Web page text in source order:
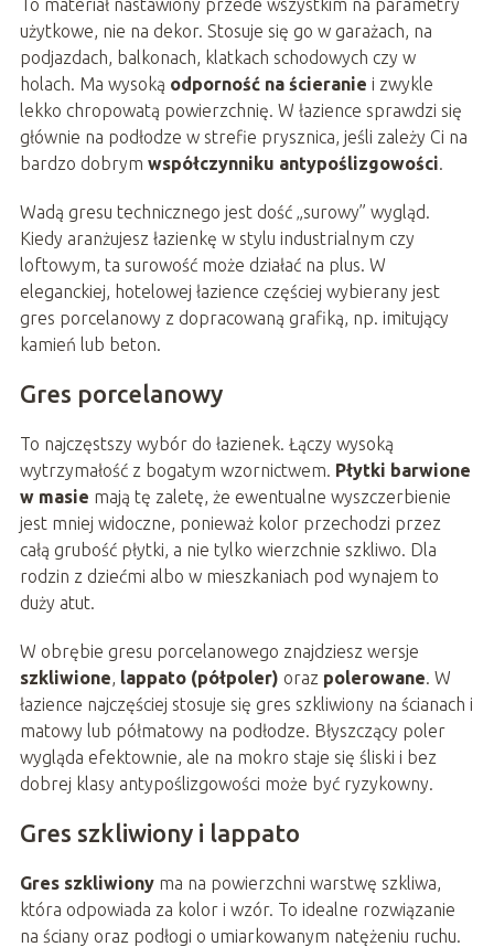
To materiał nastawiony przede wszystkim na parametry
użytkowe, nie na dekor. Stosuje się go w garażach, na
podjazdach, balkonach, klatkach schodowych czy w
holach. Ma wysoką odporność na ścieranie i zwykle
lekko chropowatą powierzchnię. W łazience sprawdzi się
głównie na podłodze w strefie prysznica, jeśli zależy Ci na
bardzo dobrym współczynniku antypoślizgowości.
Wadą gresu technicznego jest dość „surowy” wygląd.
Kiedy aranżujesz łazienkę w stylu industrialnym czy
loftowym, ta surowość może działać na plus. W
eleganckiej, hotelowej łazience częściej wybierany jest
gres porcelanowy z dopracowaną grafiką, np. imitujący
kamień lub beton.
Gres porcelanowy
To najczęstszy wybór do łazienek. Łączy wysoką
wytrzymałość z bogatym wzornictwem. Płytki barwione
w masie mają tę zaletę, że ewentualne wyszczerbienie
jest mniej widoczne, ponieważ kolor przechodzi przez
całą grubość płytki, a nie tylko wierzchnie szkliwo. Dla
rodzin z dziećmi albo w mieszkaniach pod wynajem to
duży atut.
W obrębie gresu porcelanowego znajdziesz wersje
szkliwione, lappato (półpoler) oraz polerowane. W
łazience najczęściej stosuje się gres szkliwiony na ścianach i
matowy lub półmatowy na podłodze. Błyszczący poler
wygląda efektownie, ale na mokro staje się śliski i bez
dobrej klasy antypoślizgowości może być ryzykowny.
Gres szkliwiony i lappato
Gres szkliwionyma na powierzchni warstwę szkliwa,
która odpowiada za kolor i wzór. To idealne rozwiązanie
na ściany oraz podłogi o umiarkowanym natężeniu ruchu.